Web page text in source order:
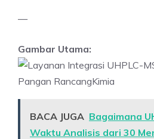
—
Gambar Utama:
BACA JUGA Bagaimana
Waktu Analisis dari 30